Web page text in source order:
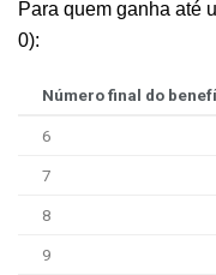
Para quem ganha até
0):
Número final do
6
7
8
9